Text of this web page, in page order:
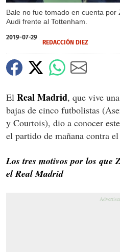
Bale no fue tomado en cuenta
Audi frente al Tottenham.
2019-07-29
REDACCIÓN DIEZ
El Real Madrid, que vive
bajas de cinco futbolistas
y Courtois), dio a conocer
el partido de mañana contra el
Los tres motivos por los que
el Real Madrid